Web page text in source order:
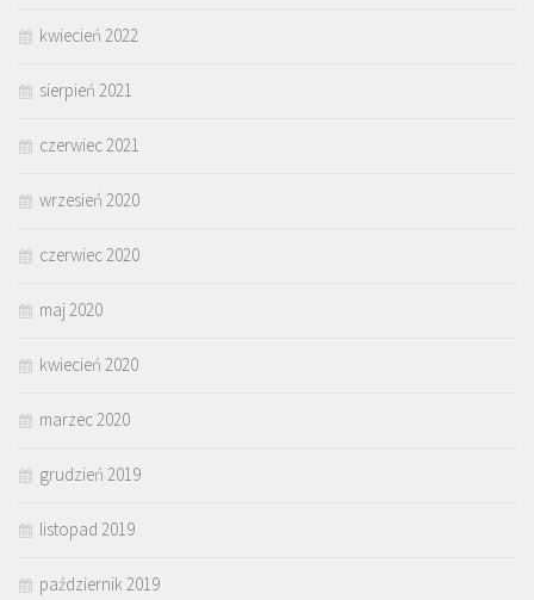
kwiecień 2022
sierpień 2021
czerwiec 2021
wrzesień 2020
czerwiec 2020
maj 2020
kwiecień 2020
marzec 2020
grudzień 2019
listopad 2019
październik 2019